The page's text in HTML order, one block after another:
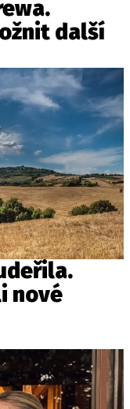
další
nové